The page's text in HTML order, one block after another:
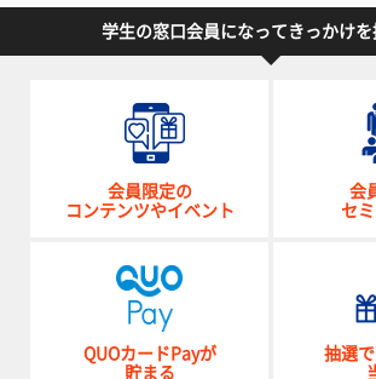
学生の窓口会員になってきっかけを
会員限定の
コンテンツやイベント
会
セ
QUOカードPayが
貯まる
抽選